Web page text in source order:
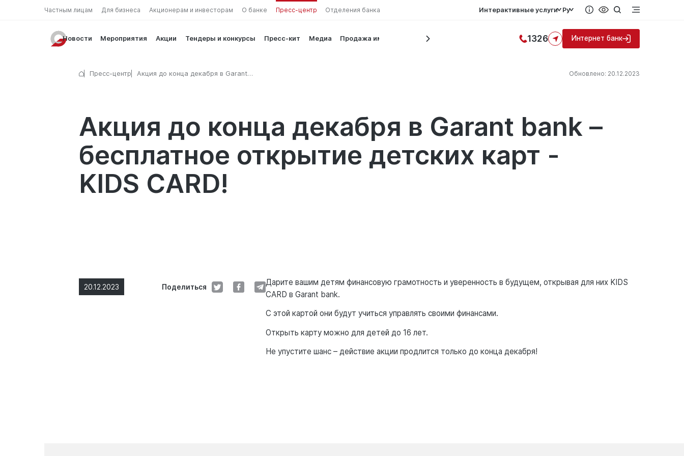
Частным лицам Для бизнеса Акционерам и инвесторам О банке Пресс-центр Отделения банка Интерактивные услуги Ру
Новости Мероприятия Акции Тендеры и конкурсы Пресс-кит Медиа Продажа имущества 1326 Интернет банк
Пресс-центр
Акция до конца декабря в Garant
Обновлено: 20.12.2023
Акция до конца декабря в Garant bank –
бесплатное открытие детских карт -
KIDS CARD!
20.12.2023 Поделиться
Дарите вашим детям финансовую грамотность и уверенность в будущем, открывая для них KIDS
CARD в Garant bank.
С этой картой они будут учиться управлять своими финансами.
Открыть карту можно для детей до 16 лет.
Не упустите шанс – действие акции продлится только до конца декабря!